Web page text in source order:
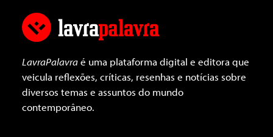
LavraPalavraé uma plataforma digital e editora que
veicula reflexões, críticas, resenhas e notícias sobre
diversos temas e assuntos do mundo
contemporâneo.